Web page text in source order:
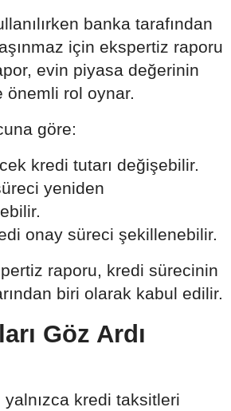
banka tarafından
için ekspertiz raporu
evin piyasa değerinin
rol oynar.
göre:
kredi tutarı değişebilir.
yeniden
onay süreci şekillenebilir.
raporu, kredi sürecinin
biri olarak kabul edilir.
Göz Ardı
yalnızca kredi taksitleri